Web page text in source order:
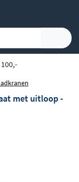
met uitloop -